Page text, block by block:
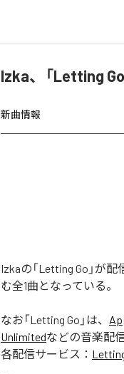
Izka、「Letting
新曲情報
Izkaの「Letting Go」が
む全1曲となっている。
なお「Letting Go 」は、
Unlimitedなどの音楽配
各配信サービス：